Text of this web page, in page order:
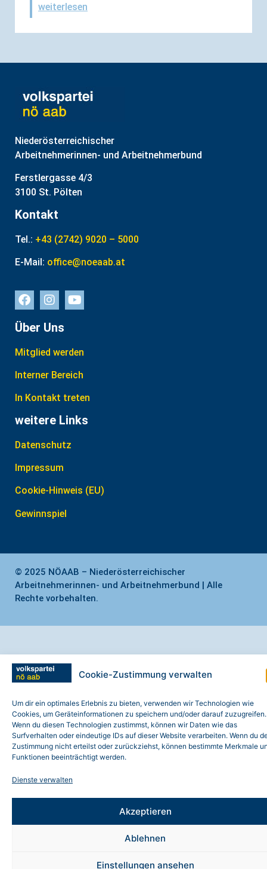
Cookie-Zustimmung verwalten
Um dir ein optimales Erlebnis zu bieten, verwenden wir Technologien wie
Cookies, um Geräteinformationen zu speichern und/oder darauf zuzugreifen.
Wenn du diesen Technologien zustimmst, können wir Daten wie das
Surfverhalten oder eindeutige IDs auf dieser Website verarbeiten. Wenn du
Zustimmung nicht erteilst oder zurückziehst, können bestimmte Merkmale
Funktionen beeinträchtigt werden.
Dienste verwalten
Akzeptieren
Ablehnen
Einstellungen ansehen
weiterlesen
Niederösterreichischer
Arbeitnehmerinnen- und Arbeitnehmerbund
Ferstlergasse 4/3
3100 St. Pölten
Kontakt
Tel.: +43 (2742) 9020 – 5000
E-Mail: office@noeaab.at
Über Uns
Mitglied werden
Interner Bereich
In Kontakt treten
weitere Links
Datenschutz
Impressum
Cookie-Hinweis (EU)
Gewinnspiel
© 2025 NÖAAB – Niederösterreichischer
Arbeitnehmerinnen- und Arbeitnehmerbund | Alle
Rechte vorbehalten.